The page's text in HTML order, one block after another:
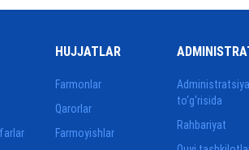
HUJJATLAR
Farmonlar
Qarorlar
Farmoyishlar
Administratsiya
to‘g‘risida
Rahbariyat